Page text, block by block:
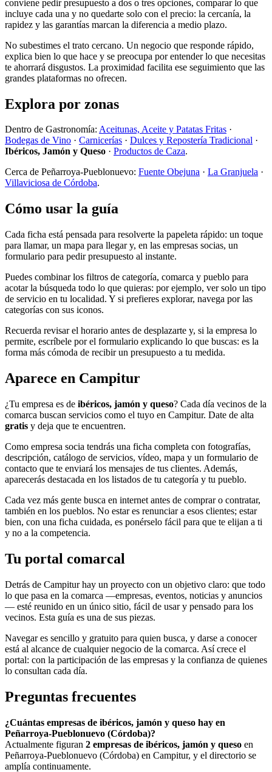
conviene pedir presupuesto a dos o tres opciones, comparar lo que
incluye cada una y no quedarte solo con el precio: la cercanía, la
rapidez y las garantías marcan la diferencia a medio plazo.
No subestimes el trato cercano. Un negocio que responde rápido,
explica bien lo que hace y se preocupa por entender lo que necesitas
te ahorrará disgustos. La proximidad facilita ese seguimiento que las
grandes plataformas no ofrecen.
Explora por zonas
Dentro de Gastronomía: Aceitunas, Aceite y Patatas Fritas ·
Bodegas de Vino · Carnicerías · Dulces y Repostería Tradicional ·
Ibéricos, Jamón y Queso · Productos de Caza.
Cerca de Peñarroya-Pueblonuevo: Fuente Obejuna · La Granjuela ·
Villaviciosa de Córdoba.
Cómo usar la guía
Cada ficha está pensada para resolverte la papeleta rápido: un toque
para llamar, un mapa para llegar y, en las empresas socias, un
formulario para pedir presupuesto al instante.
Puedes combinar los filtros de categoría, comarca y pueblo para
acotar la búsqueda todo lo que quieras: por ejemplo, ver solo un tipo
de servicio en tu localidad. Y si prefieres explorar, navega por las
categorías con sus iconos.
Recuerda revisar el horario antes de desplazarte y, si la empresa lo
permite, escríbele por el formulario explicando lo que buscas: es la
forma más cómoda de recibir un presupuesto a tu medida.
Aparece en Campitur
¿Tu empresa es de ibéricos, jamón y queso? Cada día vecinos de la
comarca buscan servicios como el tuyo en Campitur. Date de alta
gratis y deja que te encuentren.
Como empresa socia tendrás una ficha completa con fotografías,
descripción, catálogo de servicios, vídeo, mapa y un formulario de
contacto que te enviará los mensajes de tus clientes. Además,
aparecerás destacada en los listados de tu categoría y tu pueblo.
Cada vez más gente busca en internet antes de comprar o contratar,
también en los pueblos. No estar es renunciar a esos clientes; estar
bien, con una ficha cuidada, es ponérselo fácil para que te elijan a ti
y no a la competencia.
Tu portal comarcal
Detrás de Campitur hay un proyecto con un objetivo claro: que todo
lo que pasa en la comarca —empresas, eventos, noticias y anuncios
— esté reunido en un único sitio, fácil de usar y pensado para los
vecinos. Esta guía es una de sus piezas.
Navegar es sencillo y gratuito para quien busca, y darse a conocer
está al alcance de cualquier negocio de la comarca. Así crece el
portal: con la participación de las empresas y la confianza de quienes
lo consultan cada día.
Preguntas frecuentes
¿Cuántas empresas de ibéricos, jamón y queso hay en
Peñarroya-Pueblonuevo (Córdoba)?
Actualmente figuran 2 empresas de ibéricos, jamón y queso en
Peñarroya-Pueblonuevo (Córdoba) en Campitur, y el directorio se
amplía continuamente.